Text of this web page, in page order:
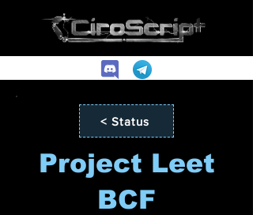
< Status
Project Leet
BCF